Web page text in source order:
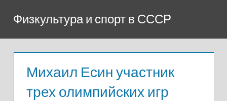
содержимому
Физкультура и спорт в СССР
Михаил Есин участник
трех олимпийских игр